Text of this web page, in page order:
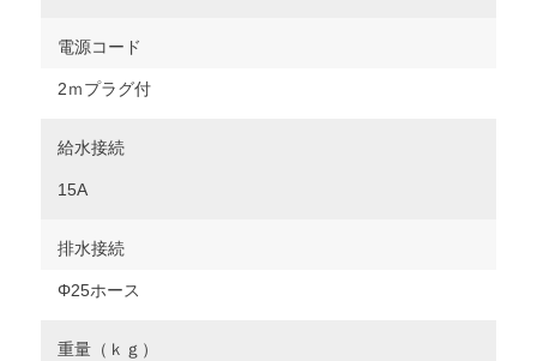
電源コード
2ｍプラグ付
給水接続
15A
排水接続
Φ25ホース
重量（ｋｇ）